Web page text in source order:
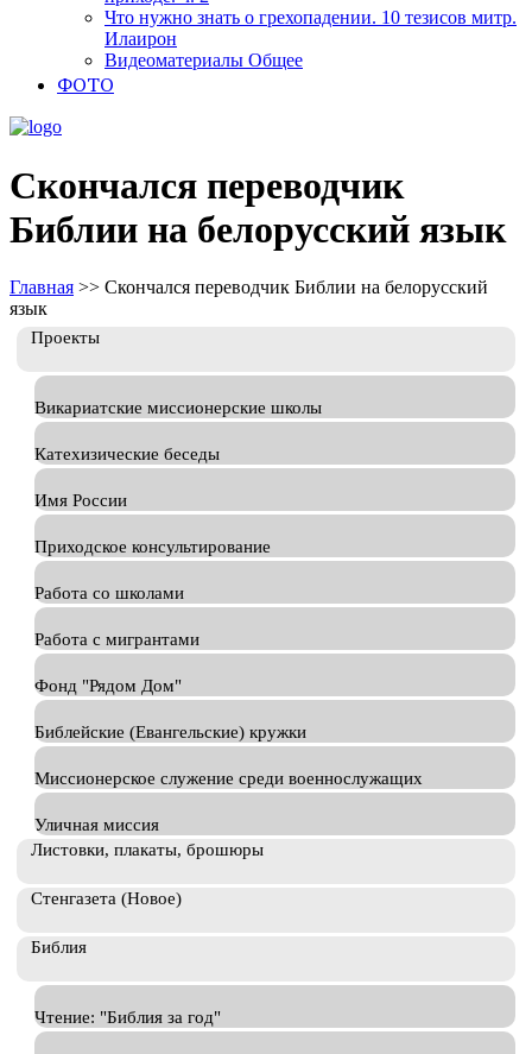
Что нужно знать о грехопадении. 10 тезисов митр.
Илаирон
Видеоматериалы Общее
ФОТО
Скончался переводчик
Библии на белорусский язык
Главная >> Скончался переводчик Библии на белорусский
язык
Проекты
Викариатские миссионерские школы
Катехизические беседы
Имя России
Приходское консультирование
Работа со школами
Работа с мигрантами
Фонд "Рядом Дом"
Библейские (Евангельские) кружки
Миссионерское служение среди военнослужащих
Уличная миссия
Листовки, плакаты, брошюры
Стенгазета (Новое)
Библия
Чтение: "Библия за год"